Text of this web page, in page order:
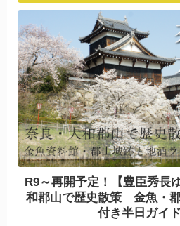
R9～再開予定！【豊臣秀長
和郡山で歴史散策 金魚・
付き半日ガイ